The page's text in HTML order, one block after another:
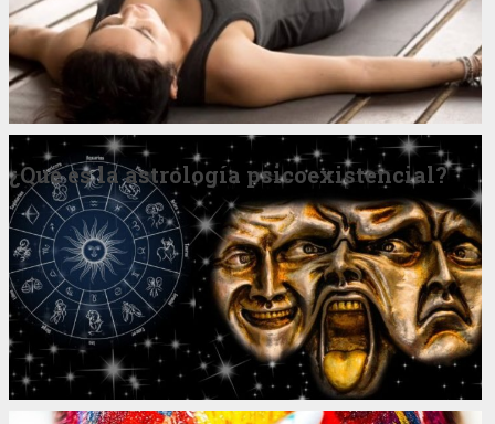
¿Qué es la astrología psicoexistencial?